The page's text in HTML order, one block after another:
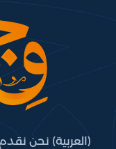
(العربية) نحن